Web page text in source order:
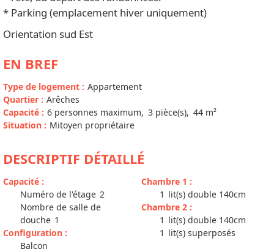
* Parking (emplacement hiver uniquement)
Orientation sud Est
EN BREF
Type de logement : Appartement
Quartier : Arêches
Capacité : 6 personnes maximum 3 pièce(s) 44 m²
Situation : Mitoyen propriétaire
DESCRIPTIF DÉTAILLÉ
Capacité :
Numéro de l'étage 2
Nombre de salle de
douche 1
Configuration :
Balcon
Chambre 1 :
1 lit(s) double 140cm
Chambre 2 :
1 lit(s) double 140cm
1 lit(s) superposés